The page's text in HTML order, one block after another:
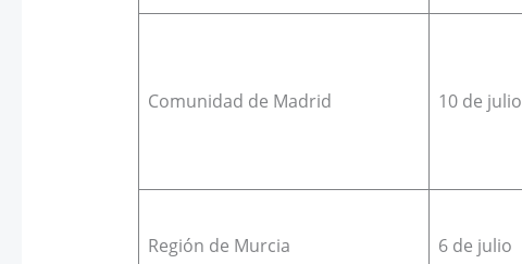
Comunidad de Madrid 10 de julio
Región de Murcia 6 de julio